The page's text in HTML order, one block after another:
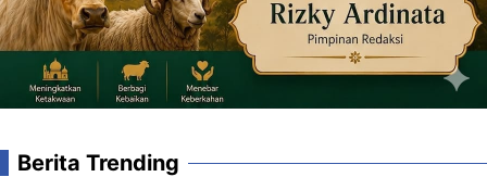
Berita Trending